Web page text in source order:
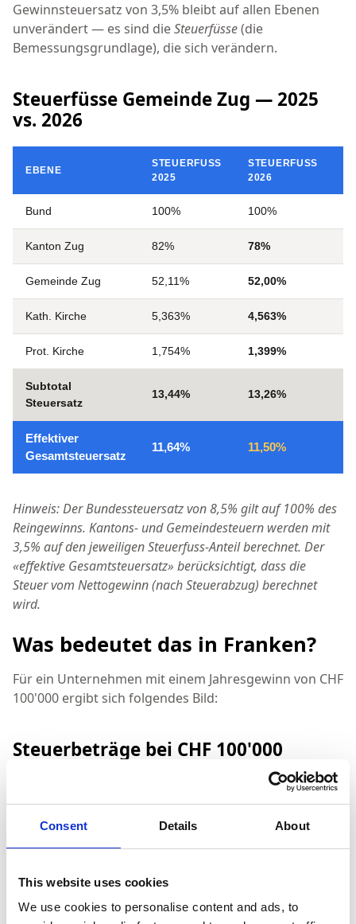
Consent Details About
This website uses cookies
We use cookies to personalise content and ads, to
Gewinnsteuersatz von 3,5% bleibt auf allen Ebenen
unverändert — es sind dieSteuerfüsse(die
Bemessungsgrundlage), die sich verändern.
Steuerfüsse Gemeinde Zug — 2025
vs. 2026
EBENE
STEUERFUSS
2025
STEUERFUSS
2026
Bund 100% 100%
Kanton Zug 82% 78%
Gemeinde Zug 52,11% 52,00%
Kath. Kirche 5,363% 4,563%
Prot. Kirche 1,754% 1,399%
Subtotal
Steuersatz
13,44% 13,26%
Effektiver
Gesamtsteuersatz
11,64% 11,50%
Hinweis: Der Bundessteuersatz von 8,5% gilt auf 100% des
Reingewinns. Kantons- und Gemeindesteuern werden mit
3,5% auf den jeweiligen Steuerfuss-Anteil berechnet. Der
«effektive Gesamtsteuersatz» berücksichtigt, dass die
Steuer vom Nettogewinn (nach Steuerabzug) berechnet
wird.
Was bedeutet das in Franken?
Für ein Unternehmen mit einem Jahresgewinn von CHF
100'000 ergibt sich folgendes Bild:
Steuerbeträge bei CHF 100'000
CHF
CHF
Kantonssteuer
2'484.19
2'368.04
116.15